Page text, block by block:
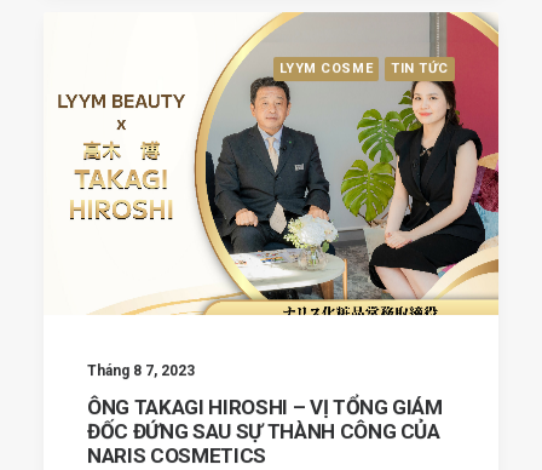
LYYM COSME TIN TỨC
Tháng 8 7, 2023
ÔNG TAKAGI HIROSHI – VỊ TỔNG GIÁM
ĐỐC ĐỨNG SAU SỰ THÀNH CÔNG CỦA
NARIS COSMETICS